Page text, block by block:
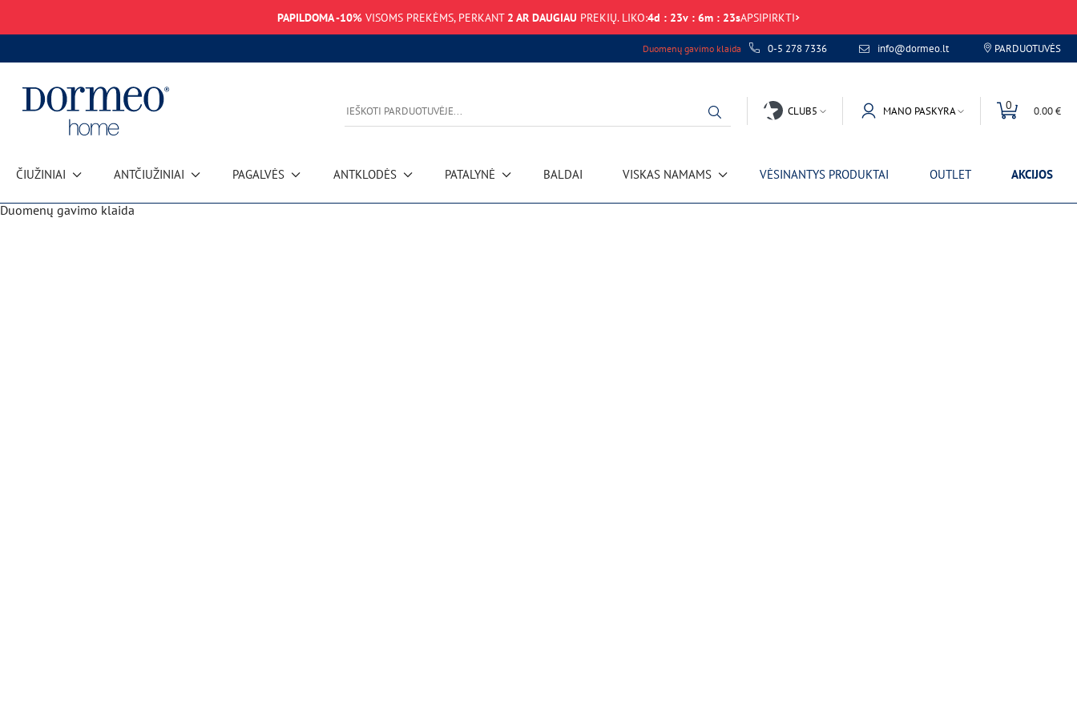
PAPILDOMA -10% VISOMS PREKĖMS, PERKANT 2 AR DAUGIAU PREKIŲ. LIKO:4d : 23v : 6m : 23sAPSIPIRKTI
Duomenų gavimo klaida 0-5 278 7336 info@dormeo.lt PARDUOTUVĖS
CLUB5 MANO PASKYRA 0 0.00 €
ČIUŽINIAI ANTČIUŽINIAI PAGALVĖS ANTKLODĖS PATALYNĖ BALDAI VISKAS NAMAMS VĖSINANTYS PRODUKTAI OUTLET AKCIJOS
Duomenų gavimo klaida